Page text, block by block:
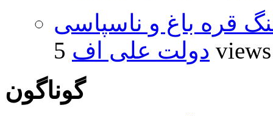
قره باغ و ناسپاسی
دولت علی اف 5 views
گوناگون